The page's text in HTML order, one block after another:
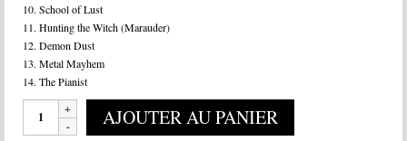
10. School of Lust
11. Hunting the Witch (Marauder)
12. Demon Dust
13. Metal Mayhem
14. The Pianist
AJOUTER AU PANIER